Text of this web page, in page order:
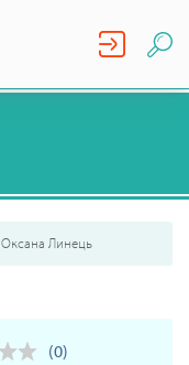
Оксана Линець
(0)